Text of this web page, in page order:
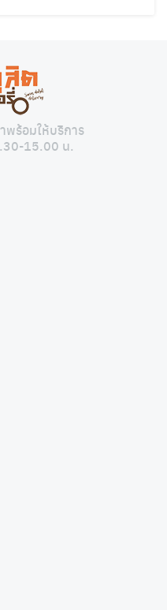
Search
พร้อมให้บริการ
15.00 น.